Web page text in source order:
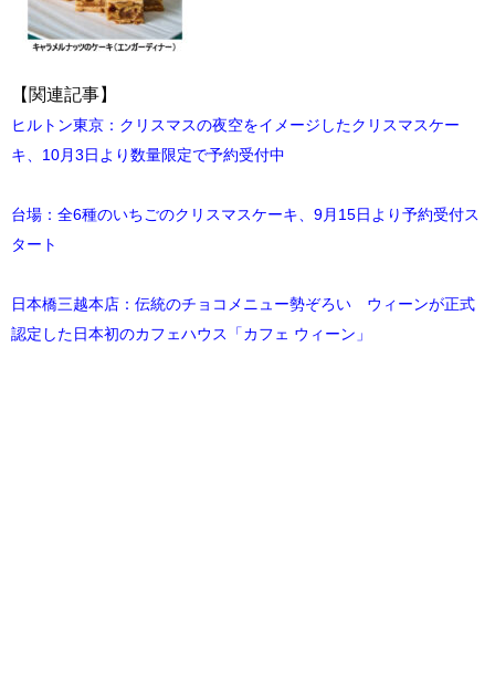
【関連記事】
ヒルトン東京：クリスマスの夜空をイメージしたクリスマスケー
キ、10月3日より数量限定で予約受付中
台場：全6種のいちごのクリスマスケーキ、9月15日より予約受付ス
タート
日本橋三越本店：伝統のチョコメニュー勢ぞろい ウィーンが正式
認定した日本初のカフェハウス「カフェ ウィーン」